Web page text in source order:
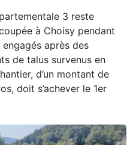
3 reste
à Choisy pendant
après des
de talus survenus en
d’un montant de
doit s’achever le 1er